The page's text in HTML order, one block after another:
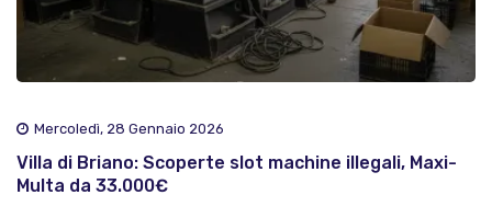
Mercoledì, 28 Gennaio 2026
Villa di Briano: Scoperte slot machine illegali, Maxi-
Multa da 33.000€